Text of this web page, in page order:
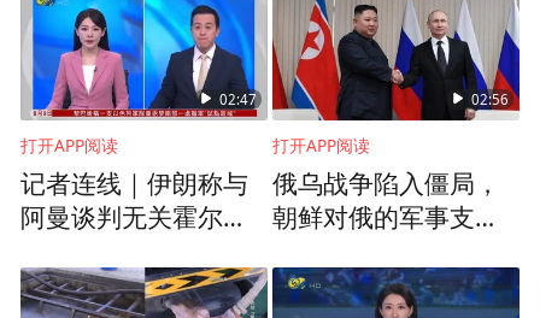
02:47
打开APP阅读
记者连线｜伊朗称与
阿曼谈判无关霍尔木
02:56
打开APP阅读
俄乌战争陷入僵局，
朝鲜对俄的军事支持
键变量